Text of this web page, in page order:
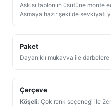
Askısı tablonun üsütüne monte
Asmaya hazır şekilde sevkiyatı
Paket
Dayanıklı mukavva ile
Çerçeve
Köşeli: Çok renk seçeneği ile